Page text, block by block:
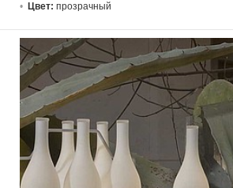
Цвет: прозрачный